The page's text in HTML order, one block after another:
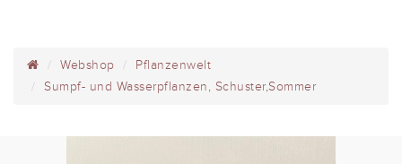
Webshop
Pflanzenwelt
Sumpf- und Wasserpflanzen, Schuster,Sommer